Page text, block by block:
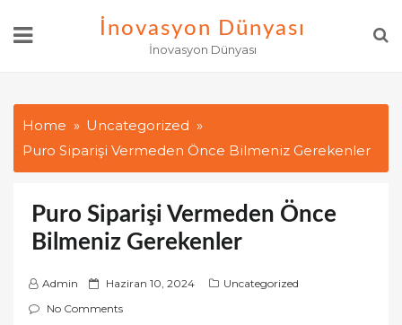
İnovasyon Dünyası
İnovasyon Dünyası
Home
Uncategorized
Puro Siparişi Vermeden Önce Bilmeniz Gerekenler
Puro Siparişi Vermeden Önce
Bilmeniz Gerekenler
Admin
P
o
Haziran 10, 2024
Uncategorized
No Comments